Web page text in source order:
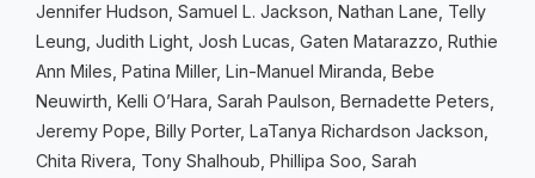
Jennifer Hudson, Samuel L. Jackson, Nathan Lane, Telly
Leung, Judith Light, Josh Lucas, Gaten Matarazzo, Ruthie
Ann Miles, Patina Miller, Lin-Manuel Miranda, Bebe
Neuwirth, Kelli O’Hara, Sarah Paulson, Bernadette Peters,
Jeremy Pope, Billy Porter, LaTanya Richardson Jackson,
Chita Rivera, Tony Shalhoub, Phillipa Soo, Sarah